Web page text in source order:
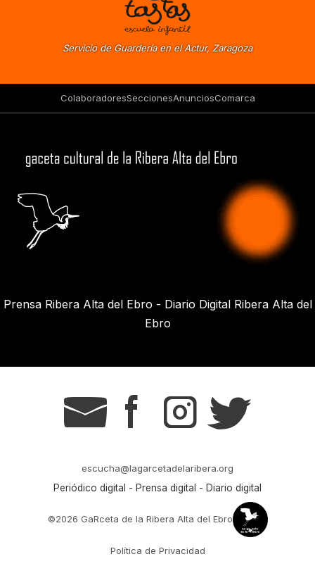
Servicio de Guardería en el Actur, Zaragoza
ColaboradoresSeccionesAnunciosComarca
Prensa Ribera Alta del Ebro - Diario Digital Ribera Alta del
Ebro
g s t r
escucha@lagarcetadelaribera.org
Periódico digital - Prensa digital - Diario digital
©2026 GaRceta de la Ribera Alta del Ebro
Política de Privacidad